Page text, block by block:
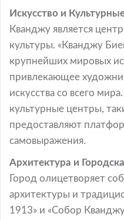
Искусство и
Кванджу является
культуры. «Кванджу
крупнейших мировых
привлекающее
искусства со всего
культурные центры,
предоставляют
самовыражения.
Архитектура и
Город олицетворяет
архитектуры и
1913» и «Собор